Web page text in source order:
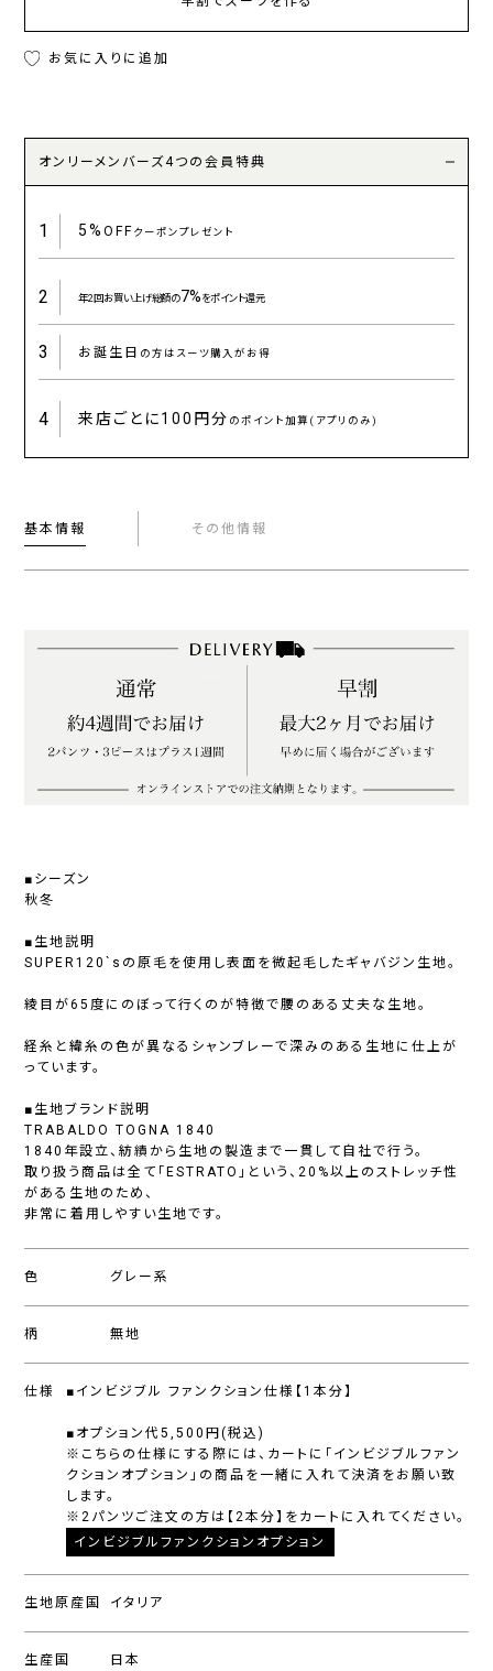
お気に入りに追加
オンリーメンバーズ4つの会員特典
1 5%OFFクーポンプレゼント
2 年2回お買い上げ総額の7%をポイント還元
3 お誕生日 の方はスーツ購入がお得
4 来店ごとに100円分 のポイント加算(アプリのみ)
基本情報 その他情報
■シーズン
秋冬
■生地説明
SUPER120`sの原毛を使用し表面を微起毛したギャバジン生地。
綾目が65度にのぼって行くのが特徴で腰のある丈夫な生地。
経糸と緯糸の色が異なるシャンブレーで深みのある生地に仕上が
っています。
■生地ブランド説明
TRABALDO TOGNA 1840
1840年設立、紡績から生地の製造まで一貫して自社で行う。
取り扱う商品は全て「ESTRATO」という、20%以上のストレッチ性
がある生地のため、
非常に着用しやすい生地です。
色 グレー系
柄 無地
仕様 ■インビジブル ファンクション仕様【1本分】
■オプション代5,500円(税込)
※こちらの仕様にする際には、カートに「インビジブルファン
クションオプション」の商品を一緒に入れて決済をお願い致
します。
※2パンツご注文の方は【2本分】をカートに入れてください。
インビジブルファンクションオプション
生地原産国 イタリア
生産国 日本